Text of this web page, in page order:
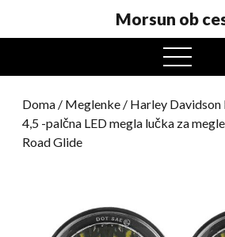
Morsun ob
odprt
meni
Doma / Meglenke / Harley Davidson
4,5 -palčna LED megla lučka za
Road Glide